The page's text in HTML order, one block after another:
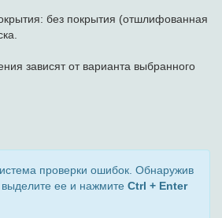
без покрытия (отшлифованная
зависят от варианта выбранного
проверки ошибок. Обнаружив
выделите ее и нажмите Ctrl + Enter